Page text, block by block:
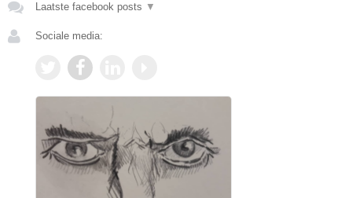
Laatste facebook posts ▼
Sociale media: